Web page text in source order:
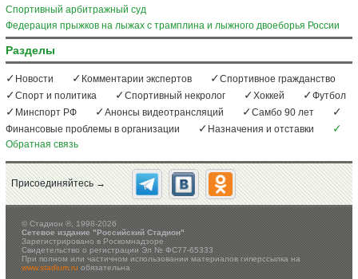
Спортивный арбитражный суд
Федерация прыжков на лыжах с трамплина и лыжного двоеборья России
Разделы
Новости Комментарии экспертов
Спортивное гражданство
Спорт и политика
Спортивный некролог Хоккей
Футбол
Минспорт РФ
Анонсы видеотрансляций
Самбо 90 лет
Финансовые проблемы в организации
Назначения и отставки
Обратная связь
Присоединяйтесь →
©Стадион ®, 1998-2026
Сетевое издание "Российский Стадион"
Зарегистрировано в Роскомнадзоре
Свидетельство о регистрации Эл № ФС77-65333
При полном или частичном использовании материалов гиперссылка на
www.stadium.ruобязательна